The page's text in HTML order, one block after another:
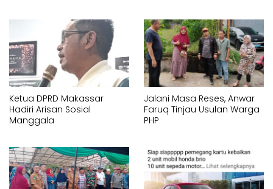
Ketua DPRD Makassar
Hadiri Arisan Sosial
Manggala
Jalani Masa Reses, Anwar
Faruq Tinjau Usulan Warga
PHP